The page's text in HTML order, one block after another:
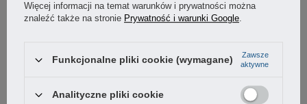
(27,00 złnetto)
5.00
(23,66 zł netto)
Więcej informacji na temat warunków i prywatności można
znaleźć także na stronie Prywatność i warunki Google.
Funkcjonalne pliki cookie (wymagane)
Zawsze
aktywne
Analityczne pliki cookie